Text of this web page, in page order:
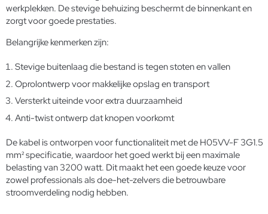
werkplekken. De stevige behuizing beschermt de binnenkant en
zorgt voor goede prestaties.
Belangrijke kenmerken zijn:
Stevige buitenlaag die bestand is tegen stoten en vallen
Oprolontwerp voor makkelijke opslag en transport
Versterkt uiteinde voor extra duurzaamheid
Anti-twist ontwerp dat knopen voorkomt
De kabel is ontworpen voor functionaliteit met de H05VV-F 3G1.5
mm² specificatie, waardoor het goed werkt bij een maximale
belasting van 3200 watt. Dit maakt het een goede keuze voor
zowel professionals als doe-het-zelvers die betrouwbare
stroomverdeling nodig hebben.